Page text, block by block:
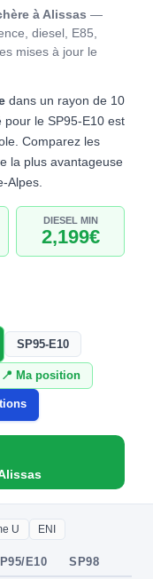
à Alissas —
diesel, E85,
mises à jour le
dans un rayon de 10
pour le SP95-E10 est
Comparez les
la plus avantageuse
Alpes.
DIESEL MIN
2,199€
SP95-E10
📍 Ma position
U ENI
E10 SP98